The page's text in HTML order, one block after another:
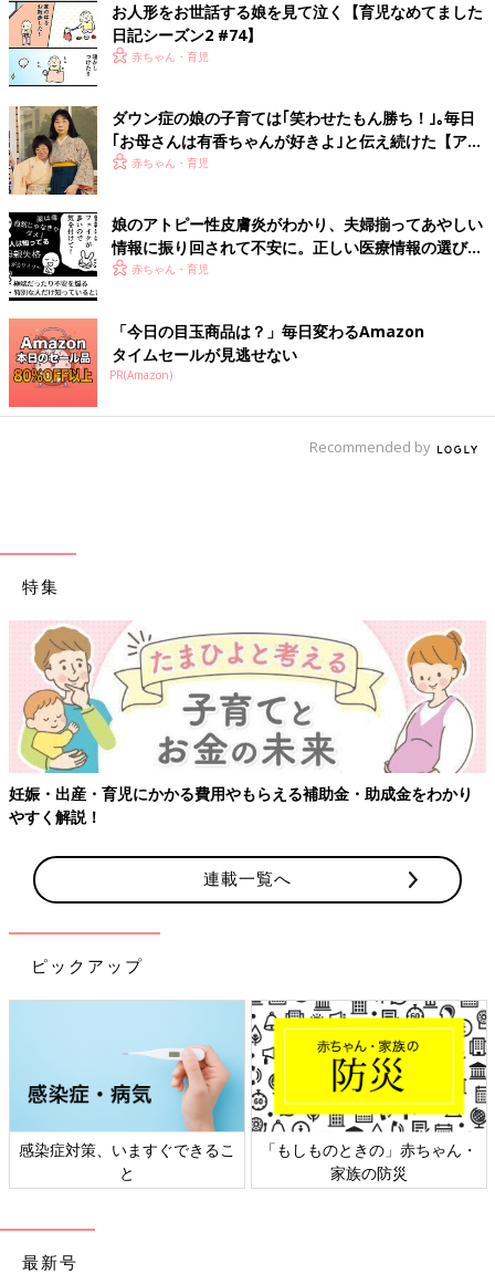
子育ての記録をブログやインスタグラムで公開中
インスタグラム：hiyokoegg11
娘の手帳【子育てなめてました日記
#108】
私の手帳を娘が欲しがり…
誕生日の恒例行事
【子育てなめてまし
た日記#112】
めてました日記#114】
お人形をお世話する娘を見て泣く【育児なめてました
日記シーズン2 #74】
赤ちゃん・育児
ダウン症の娘の子育ては｢笑わせたもん勝ち！｣｡毎日
｢お母さんは有香ちゃんが好きよ｣と伝え続けた【アマ
チュア落語家・村上有香】
赤ちゃん・育児
娘のアトピー性皮膚炎がわかり、夫婦揃ってあやしい
情報に振り回されて不安に。正しい医療情報の選び方
って？『ふうふう子育て ＃47』
赤ちゃん・育児
「今日の目玉商品は？」毎日変わるAmazon
タイムセールが見逃せない
PR(Amazon)
Recommended by
特集
妊娠・出産・育児にかかる費用やもらえる補助金・助成金をわかり
やすく解説！
連載一覧へ
ピックアップ
感染症対策、いますぐできるこ
と
「もしものときの」赤ちゃん・
家族の防災
最新号